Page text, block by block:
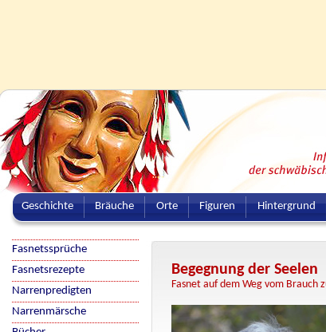
Geschichte Bräuche Orte Figuren Hintergrund
Begegnung der Seelen
Fasnet auf dem Weg vom Brauch
Fasnetssprüche
Fasnetsrezepte
Narrenpredigten
Narrenmärsche